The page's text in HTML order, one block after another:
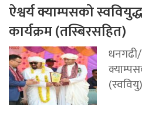
ऐश्वर्य क्याम्पसको
कार्यक्रम (तस्बिरसहित)